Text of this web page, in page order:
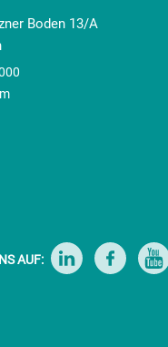
Boden 13/A
AUF: